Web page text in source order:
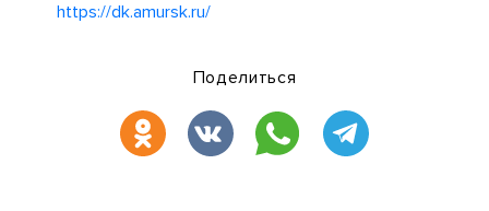
https://dk.amursk.ru/
Поделиться